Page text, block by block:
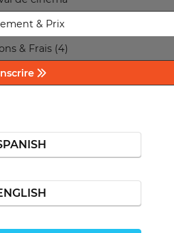
& Prix
& Frais (4)